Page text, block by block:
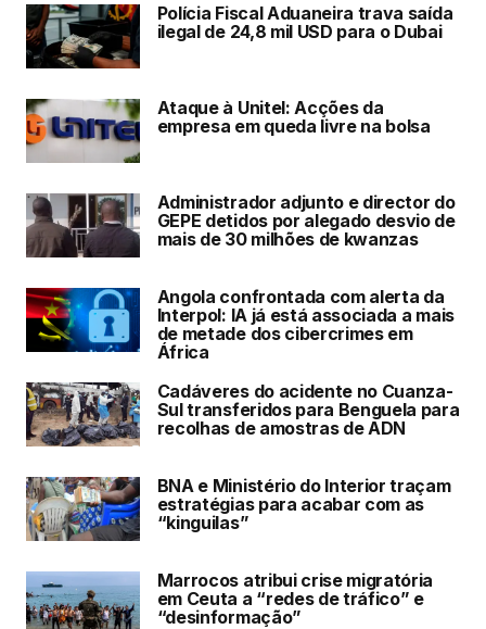
Polícia Fiscal Aduaneira trava saída
ilegal de 24,8 mil USD para o Dubai
Ataque à Unitel: Acções da
empresa em queda livre na bolsa
Administrador adjunto e director do
GEPE detidos por alegado desvio de
mais de 30 milhões de kwanzas
Angola confrontada com alerta da
Interpol: IA já está associada a mais
de metade dos cibercrimes em
África
Cadáveres do acidente no Cuanza-
Sul transferidos para Benguela para
recolhas de amostras de ADN
BNA e Ministério do Interior traçam
estratégias para acabar com as
“kinguilas”
Marrocos atribui crise migratória
em Ceuta a “redes de tráfico” e
“desinformação”